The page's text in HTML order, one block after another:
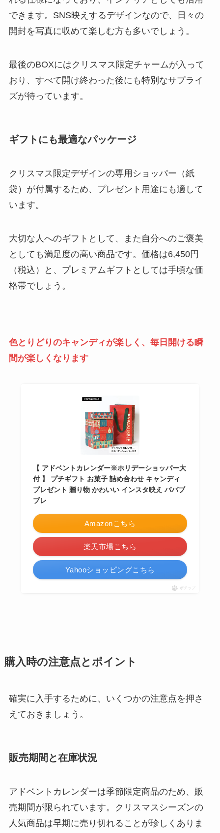
できます。SNS映えするデザインなので、日々の
開封を写真に収めて楽しむ方も多いでしょう。
最後のBOXにはクリスマス限定チャームが入って
おり、すべて開け終わった後にも特別なサプライ
ズが待っています。
ギフトにも最適なパッケージ
クリスマス限定デザインの専用ショッパー（紙
袋）が付属するため、プレゼント用途にも適して
います。
大切な人へのギフトとして、また自分へのご褒美
としても満足度の高い商品です。価格は6,450円
（税込）と、プレミアムギフトとしては手頃な価
格帯でしょう。
色とりどりのキャンディが楽しく、毎日開ける瞬
間が楽しくなります
【 アドベントカレンダー※ホリデーショッパー大
付 】 プチギフト お菓子 詰め合わせ キャンディ
プレゼント 贈り物 かわいい インスタ映え パパブ
ブレ
Amazonこちら
楽天市場こちら
Yahooショッピングこちら
ポチップ
購入時の注意点とポイント
確実に入手するために、いくつかの注意点を押さ
えておきましょう。
販売期間と在庫状況
アドベントカレンダーは季節限定商品のため、販
売期間が限られています。クリスマスシーズンの
人気商品は早期に売り切れることが珍しくありま